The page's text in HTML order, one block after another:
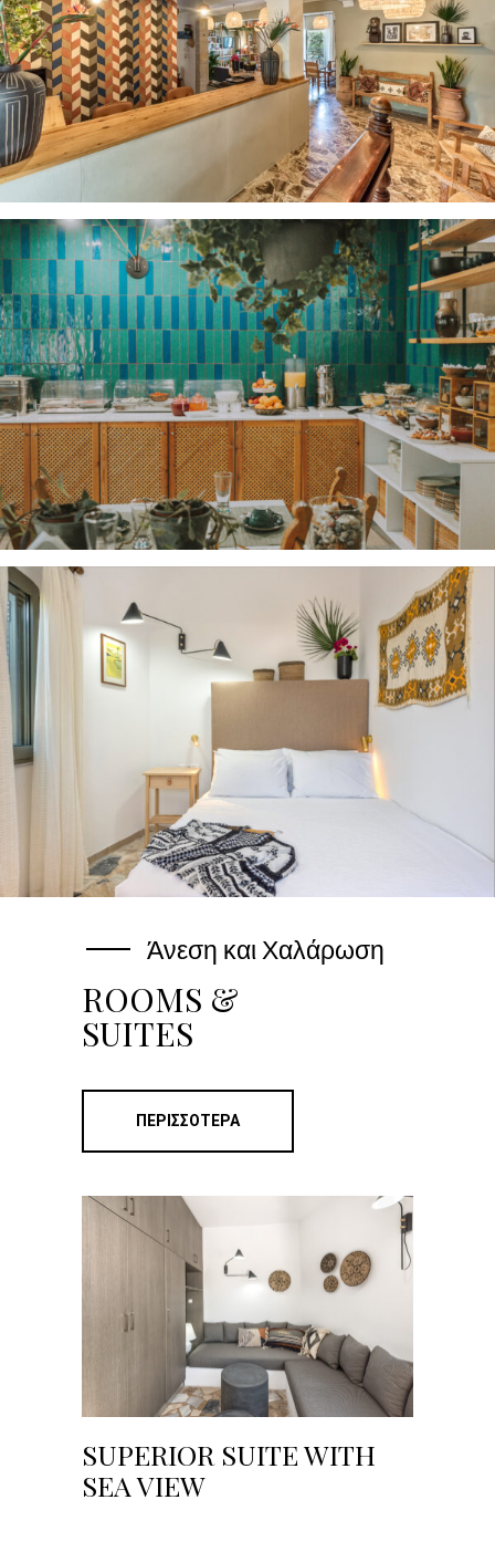
Άνεση και Χαλάρωση
ROOMS &
SUITES
ΠΕΡΙΣΣΌΤΕΡΑ
SUPERIOR SUITE WITH
SEA VIEW